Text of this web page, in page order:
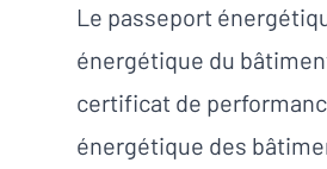
Le passeport
énergétique du
certificat de
énergétique des